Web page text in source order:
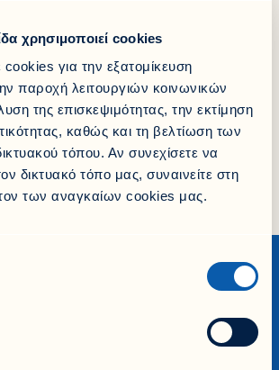
χρησιμοποιεί cookies
για την εξατομίκευση
παροχή λειτουργιών κοινωνικών
της επισκεψιμότητας, την εκτίμηση
καθώς και τη βελτίωση των
τόπου. Αν συνεχίσετε να
δικτυακό τόπο μας, συναινείτε στη
των αναγκαίων cookies μας.